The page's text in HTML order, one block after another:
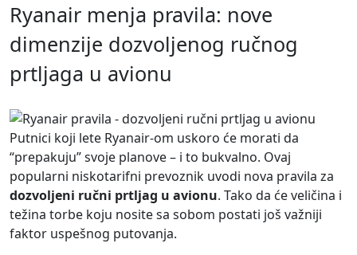
Ryanair menja pravila: nove
dimenzije dozvoljenog ručnog
prtljaga u avionu
Putnici koji lete Ryanair-om uskoro će morati da
“prepakuju” svoje planove – i to bukvalno. Ovaj
popularni niskotarifni prevoznik uvodi nova pravila za
dozvoljeni ručni prtljag u avionu. Tako da će veličina i
težina torbe koju nosite sa sobom postati još važniji
faktor uspešnog putovanja.